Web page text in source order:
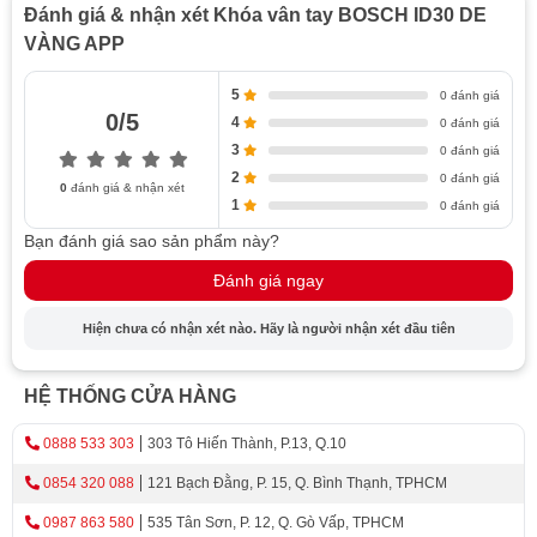
APP
Khóa BOSCH ID 30 DE APP được trang bị nhiều công
nghệ bảo mật tiên tiến, đảm bảo an toàn tuyệt đối cho
ngôi nhà của bạn. Một trong những tính năng nổi bật là
mã số ảo, cho phép người dùng thêm dãy số ảo (tối đa
32 số) vào trước hoặc sau mã số thật khi mở khóa. Điều
này giúp tránh bị lộ mật khẩu trong các tình huống không
mong muốn.
Thêm vào đó, khóa còn hỗ trợ thiết lập mã số khách, cho
phép bạn tạo mật khẩu dùng một lần cho khách đến
thăm. Mỗi lần cài đặt, bạn có thể tạo được đến 10 mã số
cung cấp mật khẩu chính thường xuyên.
Đánh giá & nhận xét Khóa vân tay BOSCH ID30 DE
VÀNG APP
0/5
0đánh giá & nhận xét
5 0 đánh giá
4 0 đánh giá
3 0 đánh giá
2 0 đánh giá
1 0 đánh giá
Bạn đánh giá sao sản phẩm này?
Đánh giá ngay
Hiện chưa có nhận xét nào. Hãy là người nhận xét đầu tiên
HỆ THỐNG CỬA HÀNG
0888 533 303 303 Tô Hiến Thành, P.13, Q.10
0854 320 088 121 Bạch Đằng, P. 15, Q. Bình Thạnh, TPHCM
0987 863 580 535 Tân Sơn, P. 12, Q. Gò Vấp, TPHCM